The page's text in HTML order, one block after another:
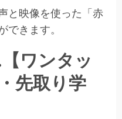
と映像を使った「赤
きます。
ワンタッ
先取り学